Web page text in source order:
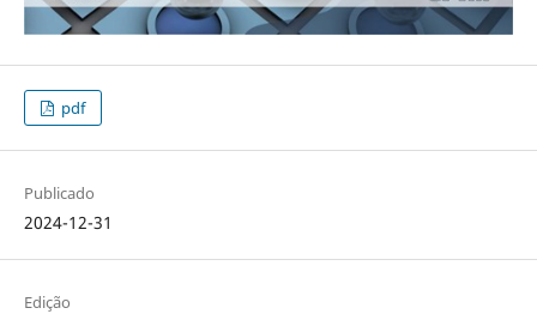
pdf
Publicado
2024-12-31
Edição